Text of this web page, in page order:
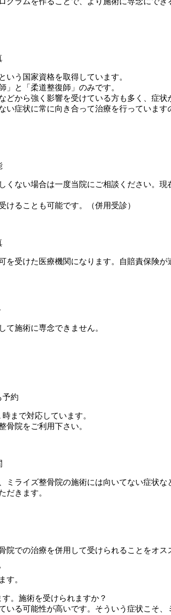
いう国家資格を取得しています。
」と「柔道整復師」のみです。
から強く影響を受けている方も多く、症状
症状に常に向き合って治療を行っています
くない場合は一度当院にご相談ください。
けることも可能です。（併用受診）
を受けた医療機関になります。自賠責保険
て施術に専念できません。
まで対応しています。
骨院をご利用下さい。
ライズ整骨院の施術には向いてない症状な
だきます。
での治療を併用して受けられることをオス
す。
。施術を受けられますか？
いる可能性が高いです。そういう症状こそ